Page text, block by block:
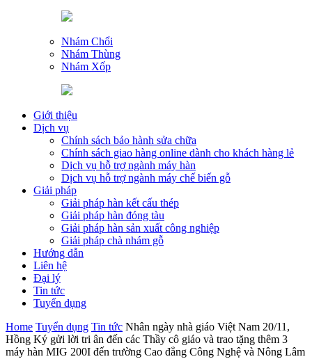
Nhám Chổi
Nhám Thùng
Nhám Xốp
Giới thiệu
Dịch vụ
Chính sách bảo hành sửa chữa
Chính sách giao hàng online dành cho khách hàng lẻ
Dịch vụ hỗ trợ ngành máy hàn
Dịch vụ hỗ trợ ngành máy chế biến gỗ
Giải pháp
Giải pháp hàn kết cấu thép
Giải pháp hàn đóng tàu
Giải pháp hàn sản xuất công nghiệp
Giải pháp chà nhám gỗ
Hướng dẫn
Liên hệ
Đại lý
Tin tức
Tuyển dụng
Home Tuyển dụng Tin tức Nhân ngày nhà giáo Việt Nam 20/11,
Hồng Ký gửi lời tri ân đến các Thầy cô giáo và trao tặng thêm 3
máy hàn MIG 200I đến trường Cao đẳng Công Nghệ và Nông Lâm